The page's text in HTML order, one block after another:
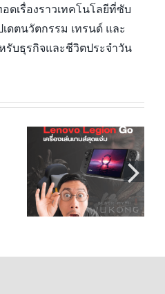
ดเรื่องราวเทคโนโลยีที่ซับ
ดตนวัตกรรม เทรนด์ และ
รับธุรกิจและชีวิตประจำวัน
เคล็ดลับการใช้
งาน G-Story